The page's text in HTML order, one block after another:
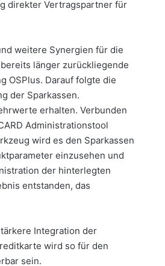
direkter Vertragspartner für
weitere Synergien für die
länger zurückliegende
OSPlus. Darauf folgte die
der Sparkassen.
erhalten. Verbunden
Administrationstool
wird es den Sparkassen
einzusehen und
der hinterlegten
entstanden, das
Integration der
wird so für den
sein.